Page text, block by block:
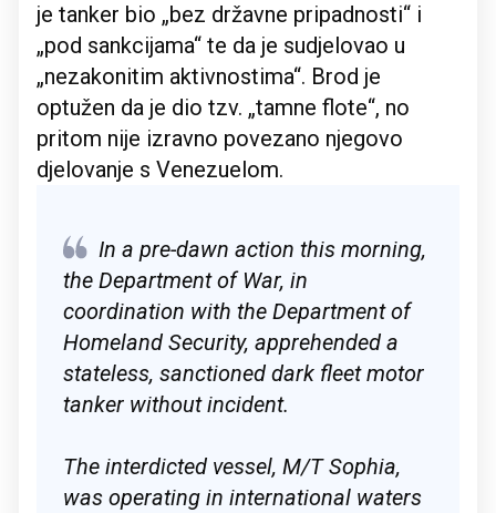
je tanker bio „bez državne pripadnosti“ i
„pod sankcijama“ te da je sudjelovao u
„nezakonitim aktivnostima“. Brod je
optužen da je dio tzv. „tamne flote“, no
pritom nije izravno povezano njegovo
djelovanje s Venezuelom.
In a pre-dawn action this morning,
the Department of War, in
coordination with the Department of
Homeland Security, apprehended a
stateless, sanctioned dark fleet motor
tanker without incident.
The interdicted vessel, M/T Sophia,
was operating in international waters